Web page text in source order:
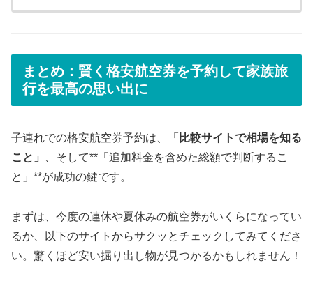
まとめ：賢く格安航空券を予約して家族旅
行を最高の思い出に
子連れでの格安航空券予約は、
「比較サイトで相場を知る
こと」
、そして**「追加料金を含めた総額で判断するこ
と」**が成功の鍵です。
まずは、今度の連休や夏休みの航空券がいくらになってい
るか、以下のサイトからサクッとチェックしてみてくださ
い。驚くほど安い掘り出し物が見つかるかもしれません！